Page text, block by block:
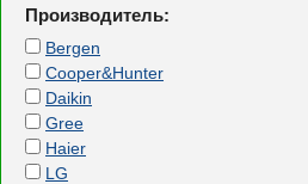
Производитель:
Bergen
Cooper&Hunter
Daikin
Gree
Haier
LG